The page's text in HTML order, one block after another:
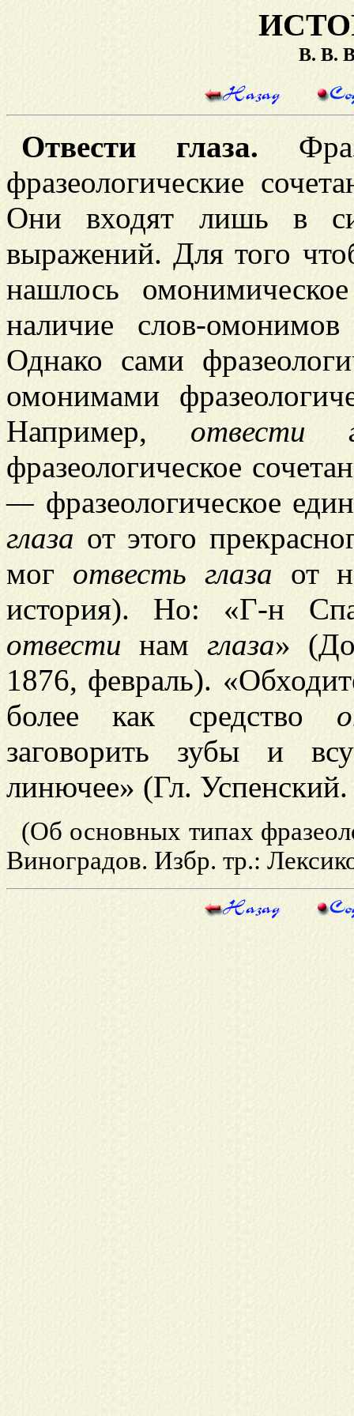
В. В.
Отвести глаза.
фразеологические
Они входят лишь в
выражений. Для того
нашлось
наличие слов-
Однако сами
омонимами
Например, отвести
фразеологическое
— фразеологическое
глаза от этого
мог отвесть глаза от
история). Но: «Г-н
отвести нам глаза»
1876, февраль).
более как средство
заговорить зубы и
линючее» (Гл.
(Об основных типах
Виноградов. Избр. тр.: